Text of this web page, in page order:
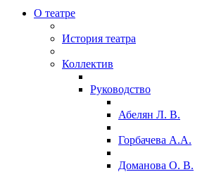
О театре
История театра
Коллектив
Руководство
Абелян Л. В.
Горбачева А.А.
Доманова О. В.